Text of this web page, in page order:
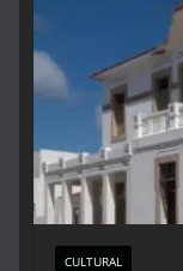
CULTURAL